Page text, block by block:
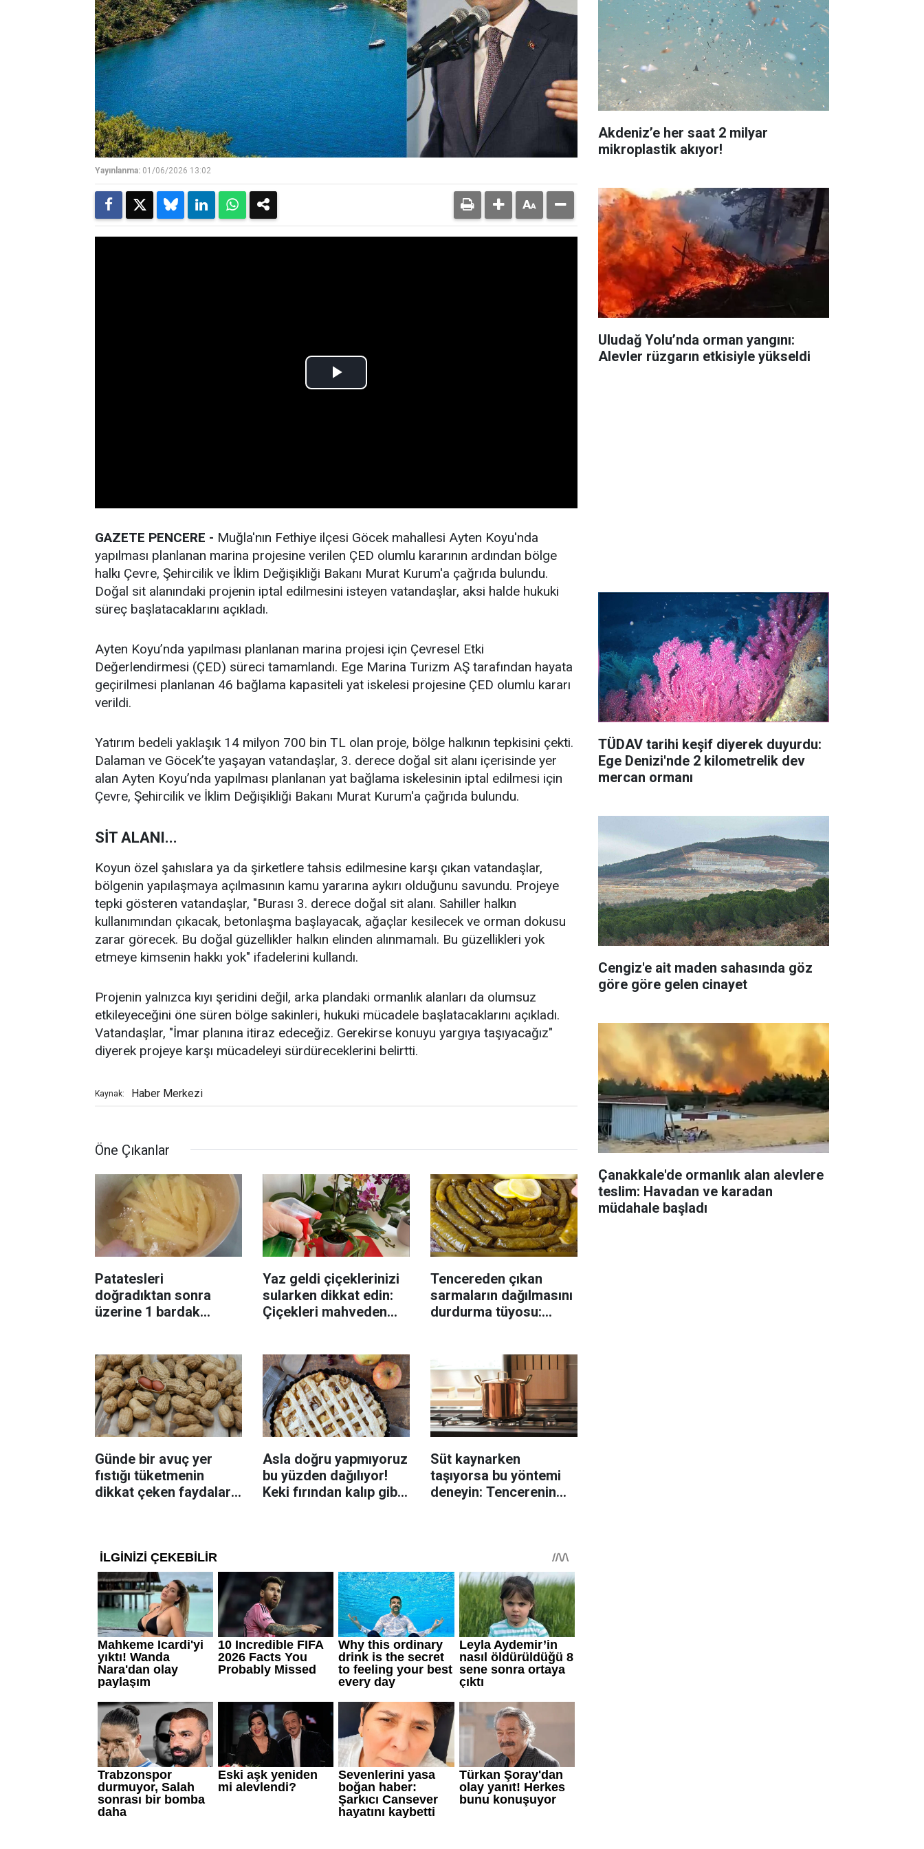
Yayınlanma: 01/06/2026 13:02
GAZETE PENCERE - Muğla'nın Fethiye ilçesi Göcek mahallesi Ayten Koyu'nda
yapılması planlanan marina projesine verilen ÇED olumlu kararının ardından bölge
halkı Çevre, Şehircilik ve İklim Değişikliği Bakanı Murat Kurum'a çağrıda bulundu.
Doğal sit alanındaki projenin iptal edilmesini isteyen vatandaşlar, aksi halde hukuki
süreç başlatacaklarını açıkladı.
Ayten Koyu’nda yapılması planlanan marina projesi için Çevresel Etki
Değerlendirmesi (ÇED) süreci tamamlandı. Ege Marina Turizm AŞ tarafından hayata
geçirilmesi planlanan 46 bağlama kapasiteli yat iskelesi projesine ÇED olumlu kararı
verildi.
Yatırım bedeli yaklaşık 14 milyon 700 bin TL olan proje, bölge halkının tepkisini çekti.
Dalaman ve Göcek’te yaşayan vatandaşlar, 3. derece doğal sit alanı içerisinde yer
alan Ayten Koyu’nda yapılması planlanan yat bağlama iskelesinin iptal edilmesi için
Çevre, Şehircilik ve İklim Değişikliği Bakanı Murat Kurum'a çağrıda bulundu.
SİT ALANI...
Koyun özel şahıslara ya da şirketlere tahsis edilmesine karşı çıkan vatandaşlar,
bölgenin yapılaşmaya açılmasının kamu yararına aykırı olduğunu savundu. Projeye
tepki gösteren vatandaşlar, "Burası 3. derece doğal sit alanı. Sahiller halkın
kullanımından çıkacak, betonlaşma başlayacak, ağaçlar kesilecek ve orman dokusu
zarar görecek. Bu doğal güzellikler halkın elinden alınmamalı. Bu güzellikleri yok
etmeye kimsenin hakkı yok" ifadelerini kullandı.
Projenin yalnızca kıyı şeridini değil, arka plandaki ormanlık alanları da olumsuz
etkileyeceğini öne süren bölge sakinleri, hukuki mücadele başlatacaklarını açıkladı.
Vatandaşlar, "İmar planına itiraz edeceğiz. Gerekirse konuyu yargıya taşıyacağız"
diyerek projeye karşı mücadeleyi sürdüreceklerini belirtti.
Kaynak: Haber Merkezi
Öne Çıkanlar
Patatesleri
doğradıktan sonra
üzerine 1 bardak
Yaz geldi çiçeklerinizi
sularken dikkat edin:
Çiçekleri mahveden
Tencereden çıkan
sarmaların dağılmasını
durdurma tüyosu:
Günde bir avuç yer
fıstığı tüketmenin
dikkat çeken faydaları:
Asla doğru yapmıyoruz
bu yüzden dağılıyor!
Keki fırından kalıp gibi
Süt kaynarken
taşıyorsa bu yöntemi
deneyin: Tencerenin
Akdeniz’e her saat 2 milyar
mikroplastik akıyor!
Uludağ Yolu’nda orman yangını:
Alevler rüzgarın etkisiyle yükseldi
TÜDAV tarihi keşif diyerek duyurdu:
Ege Denizi'nde 2 kilometrelik dev
mercan ormanı
Cengiz'e ait maden sahasında göz
göre göre gelen cinayet
Çanakkale'de ormanlık alan alevlere
teslim: Havadan ve karadan
müdahale başladı